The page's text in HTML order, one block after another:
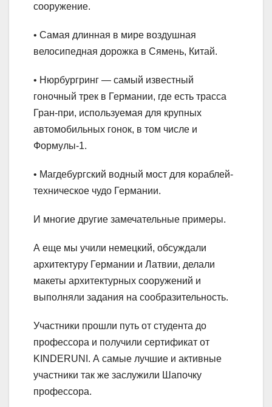
сооружение.
• Самая длинная в мире воздушная
велосипедная дорожка в Сямень, Китай.
• Нюрбургринг — самый известный
гоночный трек в Германии, где есть трасса
Гран-при, используемая для крупных
автомобильных гонок, в том числе и
Формулы-1.
• Магдебургский водный мост для кораблей-
техническое чудо Германии.
И многие другие замечательные примеры.
А еще мы учили немецкий, обсуждали
архитектуру Германии и Латвии, делали
макеты архитектурных сооружений и
выполняли задания на сообразительность.
Участники прошли путь от студента до
профессора и получили сертификат от
KINDERUNI. А самые лучшие и активные
участники так же заслужили Шапочку
профессора.